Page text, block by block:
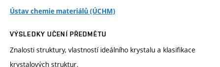
Ústav chemie materiálů (ÚCHM)
VÝSLEDKY UČENÍ PŘEDMĚTU
Znalosti struktury, vlastností ideálního krystalu a klasifikace
krystalových struktur.